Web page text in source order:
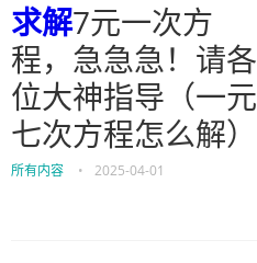
求解7元一次方
程，急急急！请各
位大神指导（一元
七次方程怎么解）
所有内容 • 2025-04-01